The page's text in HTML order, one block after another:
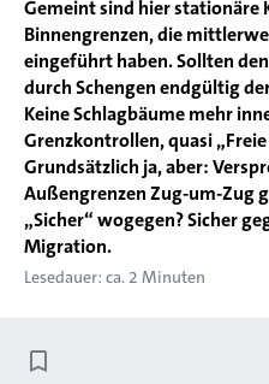
Gemeint sind hier stationäre
Binnengrenzen, die
eingeführt haben. Sollten
durch Schengen endgültig
Keine Schlagbäume mehr
Grenzkontrollen, quasi
Grundsätzlich ja, aber:
Außengrenzen Zug-um-Zug
„Sicher“ wogegen? Sicher
Migration.
Lesedauer: ca. 2 Minuten